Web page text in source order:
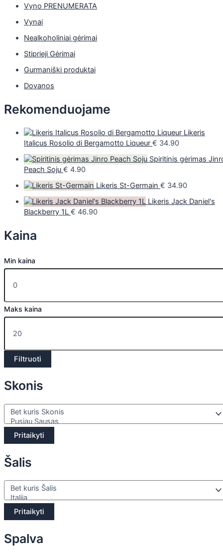
Vyno PRENUMERATA
Vynai
Nealkoholiniai gėrimai
Stiprieji Gėrimai
Gurmaniški produktai
Dovanos
Rekomenduojame
Likeris
Italicus Rosolio di Bergamotto Liqueur € 34.90
Spiritinis gėrimas
Peach Soju € 4.90
Likeris St-Germain € 34.90
Likeris Jack Daniel's
Blackberry 1L € 46.90
Kaina
Min kaina
Maks kaina
Filtruoti
Skonis
Pritaikyti
Šalis
Pritaikyti
Spalva